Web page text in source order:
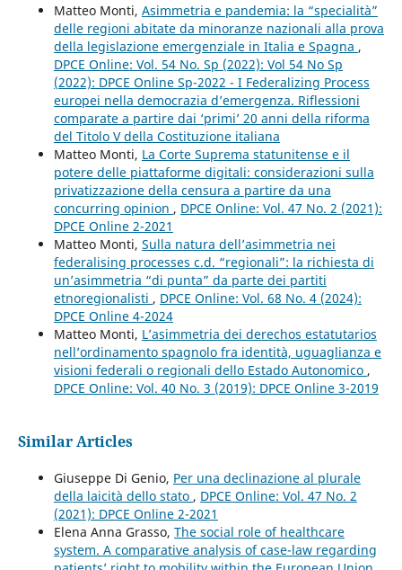
Matteo Monti, Asimmetria e pandemia: la “specialità”
delle regioni abitate da minoranze nazionali alla prova
della legislazione emergenziale in Italia e Spagna ,
DPCE Online: Vol. 54 No. Sp (2022): Vol 54 No Sp
(2022): DPCE Online Sp-2022 - I Federalizing Process
europei nella democrazia d’emergenza. Riflessioni
comparate a partire dai ‘primi’ 20 anni della riforma
del Titolo V della Costituzione italiana
Matteo Monti, La Corte Suprema statunitense e il
potere delle piattaforme digitali: considerazioni sulla
privatizzazione della censura a partire da una
concurring opinion , DPCE Online: Vol. 47 No. 2 (2021):
DPCE Online 2-2021
Matteo Monti, Sulla natura dell’asimmetria nei
federalising processes c.d. “regionali”: la richiesta di
un’asimmetria “di punta” da parte dei partiti
etnoregionalisti , DPCE Online: Vol. 68 No. 4 (2024):
DPCE Online 4-2024
Matteo Monti, L’asimmetria dei derechos estatutarios
nell’ordinamento spagnolo fra identità, uguaglianza e
visioni federali o regionali dello Estado Autonomico ,
DPCE Online: Vol. 40 No. 3 (2019): DPCE Online 3-2019
Similar Articles
Giuseppe Di Genio, Per una declinazione al plurale
della laicità dello stato , DPCE Online: Vol. 47 No. 2
(2021): DPCE Online 2-2021
Elena Anna Grasso, The social role of healthcare
system. A comparative analysis of case-law regarding